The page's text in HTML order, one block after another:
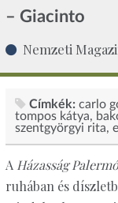
– Giacinto
Nemzeti
Címkék: carlo
tompos kátya
szentgyörgyi rita
A Házasság
ruhában és